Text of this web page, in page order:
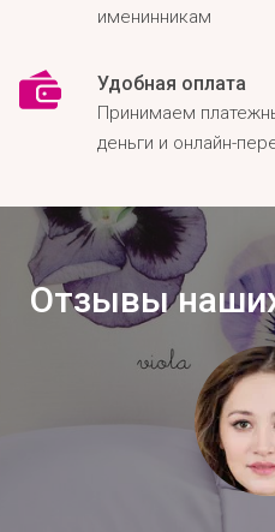
именинникам
Удобная оплата
Принимаем
деньги и онлайн-
Отзывы